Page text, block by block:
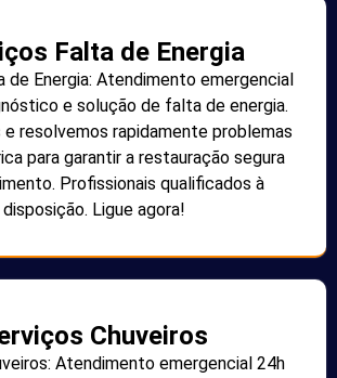
Falta de Energia
de Energia: Atendimento emergencial
e solução de falta de energia.
e resolvemos rapidamente problemas
para garantir a restauração segura
Profissionais qualificados à
disposição. Ligue agora!
Chuveiros
Atendimento emergencial 24h